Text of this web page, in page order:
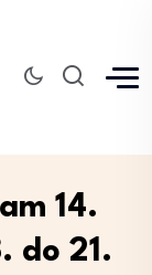
14.
do 21.